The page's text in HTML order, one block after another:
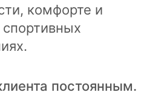
комфорте и
постоянным.